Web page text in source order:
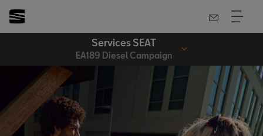
Services SEAT
EA189 Diesel Campaign